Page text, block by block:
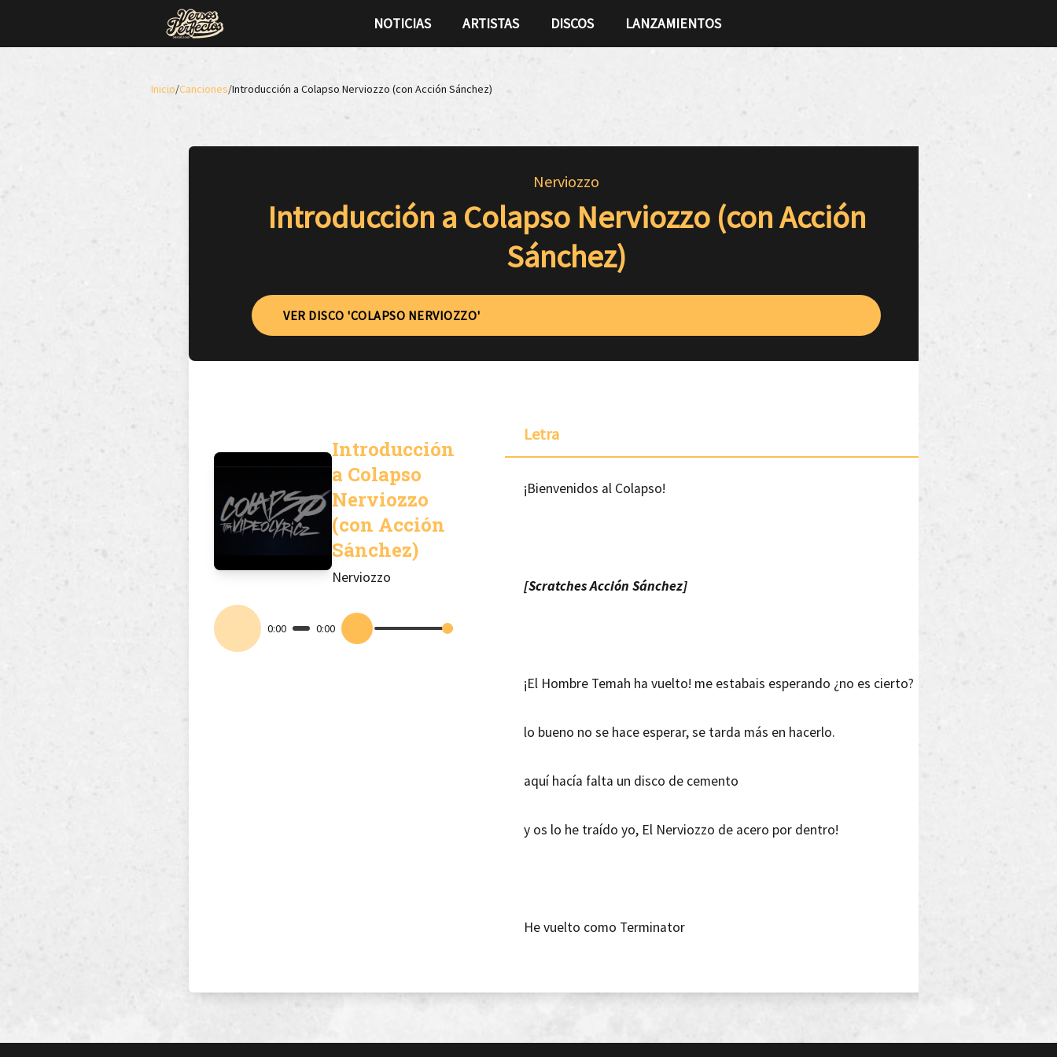
NOTICIAS ARTISTAS DISCOS LANZAMIENTOS
Inicio/Canciones/Introducción a Colapso Nerviozzo (con Acción Sánchez)
Nerviozzo
Introducción a Colapso Nerviozzo (con Acción
Sánchez)
VER DISCO 'COLAPSO NERVIOZZO'
Introducción
a Colapso
Nerviozzo
(con Acción
Sánchez)
Nerviozzo
0:00 0:00
Letra
¡Bienvenidos al Colapso!
[Scratches Acción Sánchez]
¡El Hombre Temah ha vuelto! me estabais esperando ¿no es cierto?
lo bueno no se hace esperar, se tarda más en hacerlo.
aquí hacía falta un disco de cemento
y os lo he traído yo, El Nerviozzo de acero por dentro!
He vuelto como Terminator